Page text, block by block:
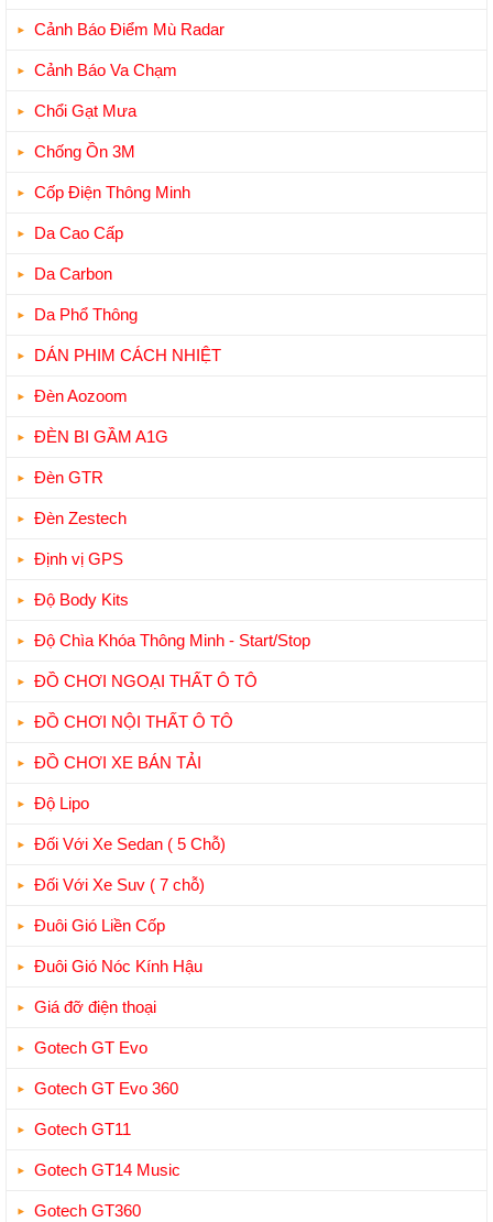
Cảnh Báo Điểm Mù Radar
Cảnh Báo Va Chạm
Chổi Gạt Mưa
Chống Ồn 3M
Cốp Điện Thông Minh
Da Cao Cấp
Da Carbon
Da Phổ Thông
DÁN PHIM CÁCH NHIỆT
Đèn Aozoom
ĐÈN BI GẦM A1G
Đèn GTR
Đèn Zestech
Định vị GPS
Độ Body Kits
Độ Chìa Khóa Thông Minh - Start/Stop
ĐỒ CHƠI NGOẠI THẤT Ô TÔ
ĐỒ CHƠI NỘI THẤT Ô TÔ
ĐỒ CHƠI XE BÁN TẢI
Độ Lipo
Đối Với Xe Sedan ( 5 Chỗ)
Đối Với Xe Suv ( 7 chỗ)
Đuôi Gió Liền Cốp
Đuôi Gió Nóc Kính Hậu
Giá đỡ điện thoại
Gotech GT Evo
Gotech GT Evo 360
Gotech GT11
Gotech GT14 Music
Gotech GT360